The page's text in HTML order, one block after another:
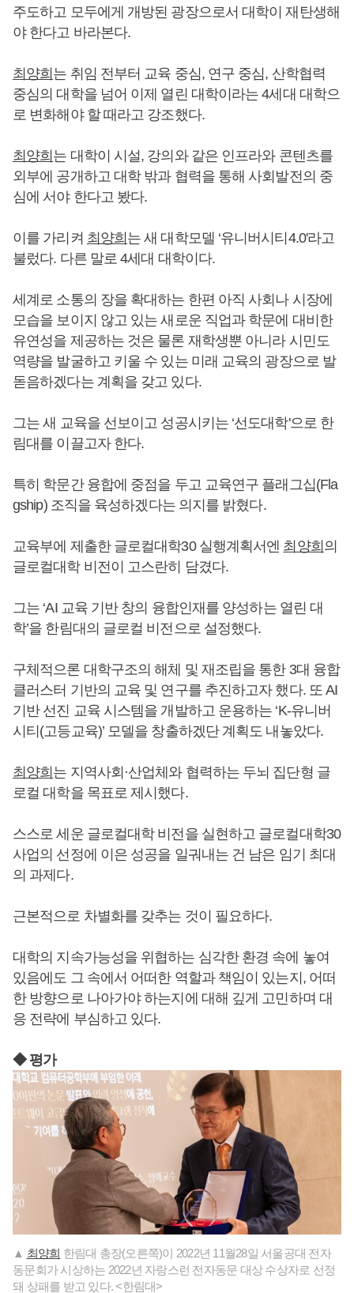
주도하고 모두에게 개방된 광장으로서 대학이 재탄생해
야 한다고 바라본다.
최양희 는 취임 전부터 교육 중심, 연구 중심, 산학협력
중심의 대학을 넘어 이제 열린 대학이라는 4세대 대학으
로 변화해야 할 때라고 강조했다.
최양희 는 대학이 시설, 강의와 같은 인프라와 콘텐츠를
외부에 공개하고 대학 밖과 협력을 통해 사회발전의 중
심에 서야 한다고 봤다.
이를 가리켜 최양희 는 새 대학모델 ‘유니버시티4.0'라고
불렀다. 다른 말로 4세대 대학이다.
세계로 소통의 장을 확대하는 한편 아직 사회나 시장에
모습을 보이지 않고 있는 새로운 직업과 학문에 대비한
유연성을 제공하는 것은 물론 재학생뿐 아니라 시민도
역량을 발굴하고 키울 수 있는 미래 교육의 광장으로 발
돋음하겠다는 계획을 갖고 있다.
그는 새 교육을 선보이고 성공시키는 ‘선도대학'으로 한
림대를 이끌고자 한다.
특히 학문간 융합에 중점을 두고 교육연구 플래그십(Fla
gship) 조직을 육성하겠다는 의지를 밝혔다.
교육부에 제출한 글로컬대학30 실행계획서엔 최양희 의
글로컬대학 비전이 고스란히 담겼다.
그는 ‘AI 교육 기반 창의 융합인재를 양성하는 열린 대
학’을 한림대의 글로컬 비전으로 설정했다.
구체적으론 대학구조의 해체 및 재조립을 통한 3대 융합
클러스터 기반의 교육 및 연구를 추진하고자 했다. 또 AI
기반 선진 교육 시스템을 개발하고 운용하는 ‘K-유니버
시티(고등교육)’ 모델을 창출하겠단 계획도 내놓았다.
최양희 는 지역사회·산업체와 협력하는 두뇌 집단형 글
로컬 대학을 목표로 제시했다.
스스로 세운 글로컬대학 비전을 실현하고 글로컬대학30
사업의 선정에 이은 성공을 일궈내는 건 남은 임기 최대
의 과제다.
근본적으로 차별화를 갖추는 것이 필요하다.
대학의 지속가능성을 위협하는 심각한 환경 속에 놓여
있음에도 그 속에서 어떠한 역할과 책임이 있는지, 어떠
한 방향으로 나아가야 하는지에 대해 깊게 고민하며 대
응 전략에 부심하고 있다.
◆ 평가
▲ 최양희 한림대 총장(오른쪽)이 2022년 11월28일 서울공대 전자
동문회가 시상하는 2022년 자랑스런 전자동문 대상 수상자로 선정
돼 상패를 받고 있다. <한림대>